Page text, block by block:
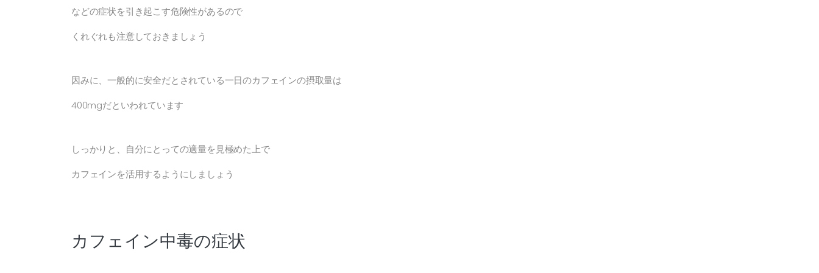
などの症状を引き起こす危険性があるので
くれぐれも注意しておきましょう
因みに、一般的に安全だとされている一日のカフェインの摂取量は
400mgだといわれています
しっかりと、自分にとっての適量を見極めた上で
カフェインを活用するようにしましょう
カフェイン中毒の症状